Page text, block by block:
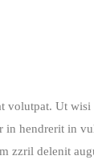
volutpat. Ut
hendrerit in
zzril delenit